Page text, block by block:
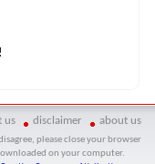
us disclaimer about us
please close your browser
on your computer.